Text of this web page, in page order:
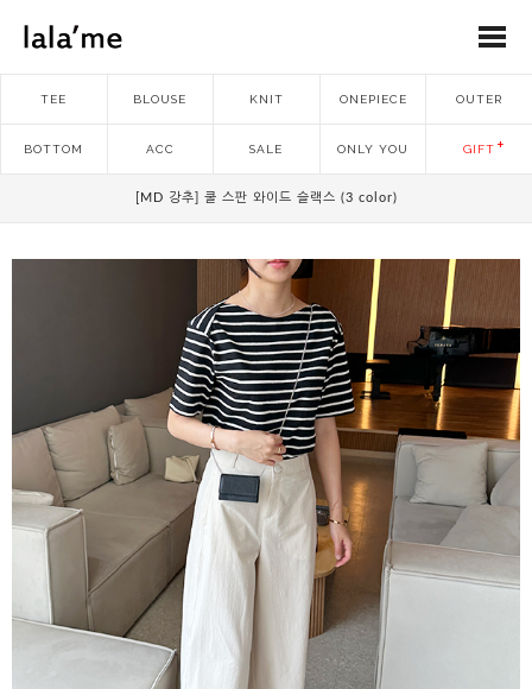
TEE BLOUSE KNIT ONEPIECE OUTER
BOTTOM ACC SALE ONLY YOU GIFT
[MD 강추] 쿨 스판 와이드 슬랙스 (3 color)